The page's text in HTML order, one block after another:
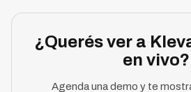
¿Querés ver a
en vivo?
Agenda una demo y te